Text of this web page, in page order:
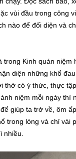
vùi đầu trong công
nào để đối diện và
trong Kinh quán niệm
diện những khổ
thở có ý thức, thực
niệm mỗi ngày thì
giúp ta trở về, ôm
trong lòng và chỉ vài
nhiều.